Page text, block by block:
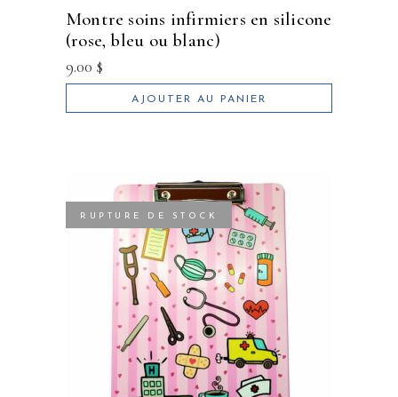
montre soins infirmiers en silicone
(rose, bleu ou blanc)
9.00 $
AJOUTER AU PANIER
RUPTURE DE STOCK